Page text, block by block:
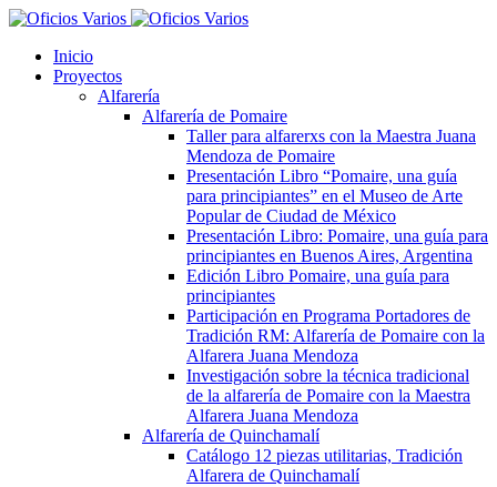
Inicio
Proyectos
Alfarería
Alfarería de Pomaire
Taller para alfarerxs con la Maestra Juana
Mendoza de Pomaire
Presentación Libro “Pomaire, una guía
para principiantes” en el Museo de Arte
Popular de Ciudad de México
Presentación Libro: Pomaire, una guía para
principiantes en Buenos Aires, Argentina
Edición Libro Pomaire, una guía para
principiantes
Participación en Programa Portadores de
Tradición RM: Alfarería de Pomaire con la
Alfarera Juana Mendoza
Investigación sobre la técnica tradicional
de la alfarería de Pomaire con la Maestra
Alfarera Juana Mendoza
Alfarería de Quinchamalí
Catálogo 12 piezas utilitarias, Tradición
Alfarera de Quinchamalí